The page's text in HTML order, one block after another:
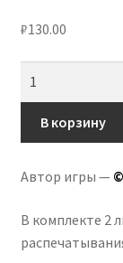
₽130.00
Игра
на
«Снежные
найди
тень
В корзину
Автор игры — ©
В комплекте 2